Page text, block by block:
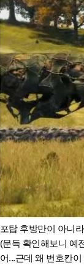
포탑 후방만이 아니
(문득 확인해보니 예
어...근데 왜 번호칸